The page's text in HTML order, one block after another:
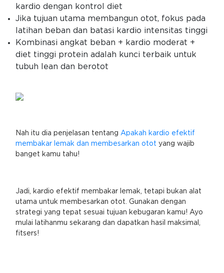
kardio dengan kontrol diet
Jika tujuan utama membangun otot, fokus pada
latihan beban dan batasi kardio intensitas tinggi
Kombinasi angkat beban + kardio moderat +
diet tinggi protein adalah kunci terbaik untuk
tubuh lean dan berotot
Nah itu dia penjelasan tentang Apakah kardio efektif
membakar lemak dan membesarkan otot yang wajib
banget kamu tahu!
Jadi, kardio efektif membakar lemak, tetapi bukan alat
utama untuk membesarkan otot. Gunakan dengan
strategi yang tepat sesuai tujuan kebugaran kamu! Ayo
mulai latihanmu sekarang dan dapatkan hasil maksimal,
fitsers!